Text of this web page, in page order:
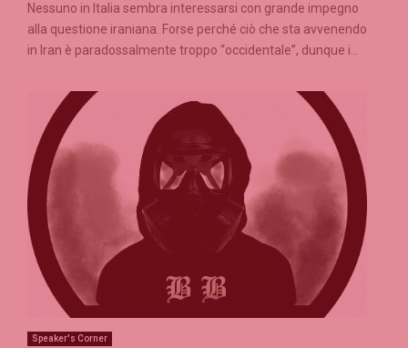
Nessuno in Italia sembra interessarsi con grande impegno
alla questione iraniana. Forse perché ciò che sta avvenendo
in Iran è paradossalmente troppo “occidentale”, dunque i...
Speaker's Corner